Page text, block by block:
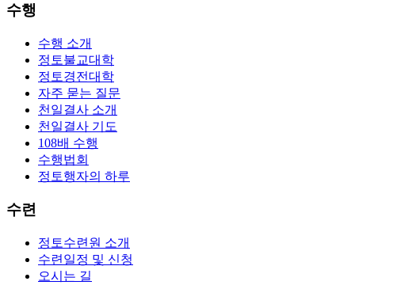
수행
수행 소개
정토불교대학
정토경전대학
자주 묻는 질문
천일결사 소개
천일결사 기도
108배 수행
수행법회
정토행자의 하루
수련
정토수련원 소개
수련일정 및 신청
오시는 길